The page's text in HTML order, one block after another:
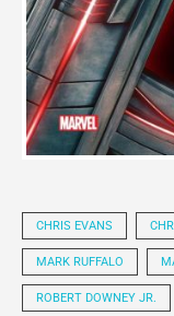
CHRIS EVANS
MARK RUFFALO
ROBERT DOWNEY JR.